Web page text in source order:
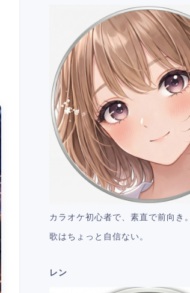
カラオケ初心者で、素直で前向き。
歌はちょっと自信ない。
レン